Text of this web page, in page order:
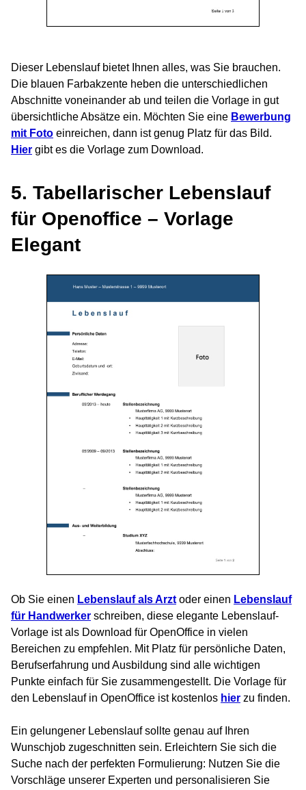
Dieser Lebenslauf bietet Ihnen alles, was Sie brauchen.
Die blauen Farbakzente heben die unterschiedlichen
Abschnitte voneinander ab und teilen die Vorlage in gut
übersichtliche Absätze ein. Möchten Sie eine Bewerbung
mit Foto einreichen, dann ist genug Platz für das Bild.
Hier gibt es die Vorlage zum Download.
5. Tabellarischer Lebenslauf
für Openoffice – Vorlage
Elegant
Ob Sie einen Lebenslauf als Arzt oder einen Lebenslauf
für Handwerker schreiben, diese elegante Lebenslauf-
Vorlage ist als Download für OpenOffice in vielen
Bereichen zu empfehlen. Mit Platz für persönliche Daten,
Berufserfahrung und Ausbildung sind alle wichtigen
Punkte einfach für Sie zusammengestellt. Die Vorlage für
den Lebenslauf in OpenOffice ist kostenlos hier zu finden.
Ein gelungener Lebenslauf sollte genau auf Ihren
Wunschjob zugeschnitten sein. Erleichtern Sie sich die
Suche nach der perfekten Formulierung: Nutzen Sie die
Vorschläge unserer Experten und personalisieren Sie